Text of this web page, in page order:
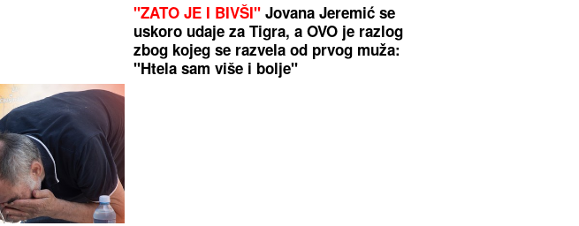
"ZATO JE I BIVŠI" Jovana Jeremić se
uskoro udaje za Tigra, a OVO je razlog
zbog kojeg se razvela od prvog muža:
"Htela sam više i bolje"